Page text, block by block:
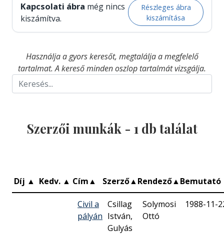
Kapcsolati ábra még nincs
kiszámítva.
Részleges ábra
kiszámítása
Használja a gyors keresőt, megtalálja a megfelelő
tartalmat. A kereső minden oszlop tartalmát vizsgálja.
Szerzői munkák - 1 db találat
Díj ▲ Kedv. ▲ Cím▲ Szerző▲Rendező▲Bemutató
Civil a
pályán
Csillag
István,
Gulyás
Solymosi
Ottó
1988-11-